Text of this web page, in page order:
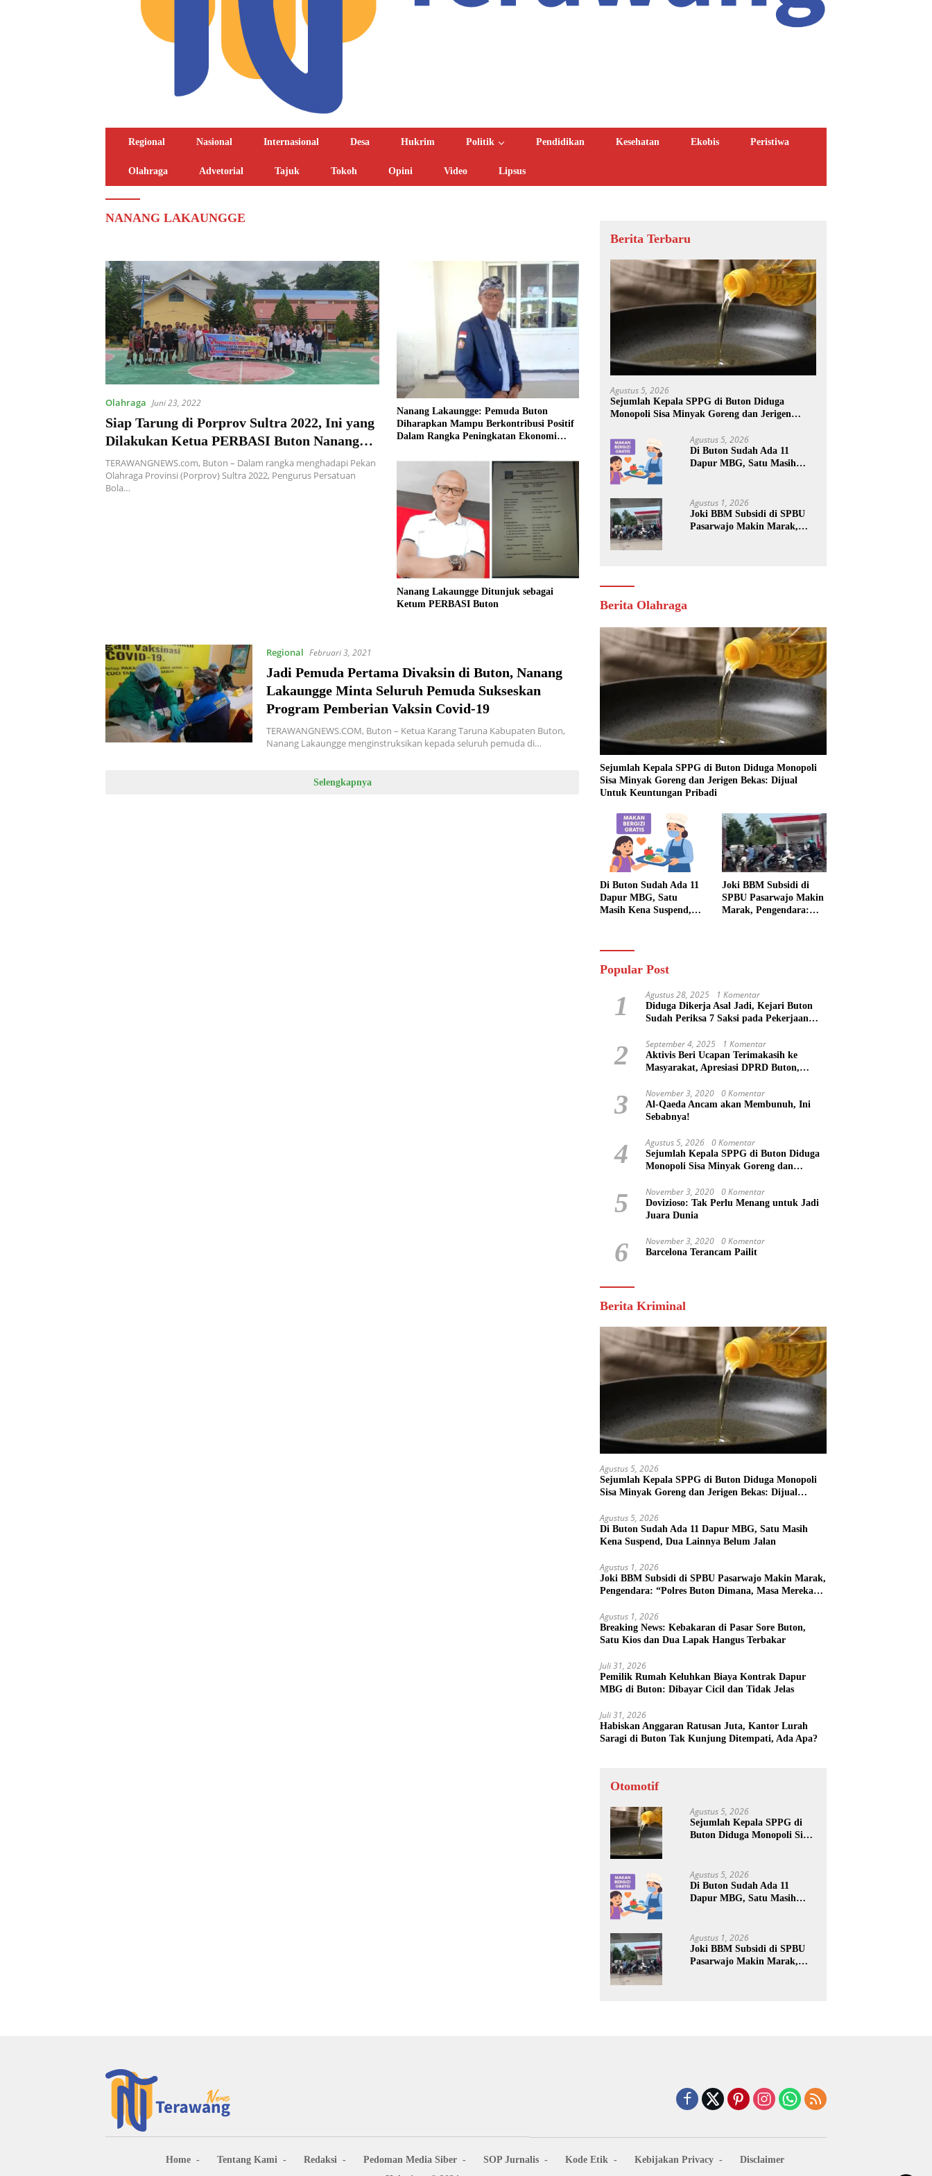
Regional Nasional Internasional Desa Hukrim Politik Pendidikan Kesehatan Ekobis Peristiwa
Olahraga Advetorial Tajuk Tokoh Opini Video Lipsus
NANANG LAKAUNGGE
Olahraga Juni 23, 2022
Siap Tarung di Porprov Sultra 2022, Ini yang
Dilakukan Ketua PERBASI Buton Nanang
Lakaungge
TERAWANGNEWS.com, Buton – Dalam rangka menghadapi Pekan
Olahraga Provinsi (Porprov) Sultra 2022, Pengurus Persatuan
Bola…
Nanang Lakaungge: Pemuda Buton
Diharapkan Mampu Berkontribusi Positif
Dalam Rangka Peningkatan Ekonomi
Nanang Lakaungge Ditunjuk sebagai
Ketum PERBASI Buton
Regional Februari 3, 2021
Jadi Pemuda Pertama Divaksin di Buton, Nanang
Lakaungge Minta Seluruh Pemuda Sukseskan
Program Pemberian Vaksin Covid-19
TERAWANGNEWS.COM, Buton – Ketua Karang Taruna Kabupaten Buton,
Nanang Lakaungge menginstruksikan kepada seluruh pemuda di…
Selengkapnya
Berita Terbaru
Agustus 5, 2026
Sejumlah Kepala SPPG di Buton Diduga
Monopoli Sisa Minyak Goreng dan Jerigen
Agustus 5, 2026
Di Buton Sudah Ada 11
Dapur MBG, Satu Masih
Agustus 1, 2026
Joki BBM Subsidi di SPBU
Pasarwajo Makin Marak,
Berita Olahraga
Sejumlah Kepala SPPG di Buton Diduga Monopoli
Sisa Minyak Goreng dan Jerigen Bekas: Dijual
Untuk Keuntungan Pribadi
Di Buton Sudah Ada 11
Dapur MBG, Satu
Masih Kena Suspend,
Joki BBM Subsidi di
SPBU Pasarwajo Makin
Marak, Pengendara:
Popular Post
1 Agustus 28, 2025 1 Komentar
Diduga Dikerja Asal Jadi, Kejari Buton
Sudah Periksa 7 Saksi pada Pekerjaan
Capai Rp 100 Juta Lebih
2 September 4, 2025 1 Komentar
Aktivis Beri Ucapan Terimakasih ke
Masyarakat, Apresiasi DPRD Buton,
3 November 3, 2020 0 Komentar
Al-Qaeda Ancam akan Membunuh, Ini
Sebabnya!
4 Agustus 5, 2026 0 Komentar
Sejumlah Kepala SPPG di Buton Diduga
Monopoli Sisa Minyak Goreng dan
Pribadi
5 November 3, 2020 0 Komentar
Dovizioso: Tak Perlu Menang untuk Jadi
Juara Dunia
6 November 3, 2020 0 Komentar
Barcelona Terancam Pailit
Berita Kriminal
Agustus 5, 2026
Sejumlah Kepala SPPG di Buton Diduga Monopoli
Sisa Minyak Goreng dan Jerigen Bekas: Dijual
Agustus 5, 2026
Di Buton Sudah Ada 11 Dapur MBG, Satu Masih
Kena Suspend, Dua Lainnya Belum Jalan
Agustus 1, 2026
Joki BBM Subsidi di SPBU Pasarwajo Makin Marak,
Pengendara: “Polres Buton Dimana, Masa Mereka
Agustus 1, 2026
Breaking News: Kebakaran di Pasar Sore Buton,
Satu Kios dan Dua Lapak Hangus Terbakar
Juli 31, 2026
Pemilik Rumah Keluhkan Biaya Kontrak Dapur
MBG di Buton: Dibayar Cicil dan Tidak Jelas
Juli 31, 2026
Habiskan Anggaran Ratusan Juta, Kantor Lurah
Saragi di Buton Tak Kunjung Ditempati, Ada Apa?
Otomotif
Agustus 5, 2026
Sejumlah Kepala SPPG di
Buton Diduga Monopoli Sisa
Keuntungan Pribadi
Agustus 5, 2026
Di Buton Sudah Ada 11
Dapur MBG, Satu Masih
Agustus 1, 2026
Joki BBM Subsidi di SPBU
Pasarwajo Makin Marak,
Home Tentang Kami Redaksi Pedoman Media Siber SOP Jurnalis Kode Etik Kebijakan Privacy
Disclaimer